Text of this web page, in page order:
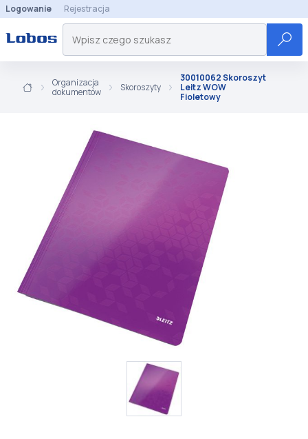
Logowanie Rejestracja
Organizacja
dokumentów
Skoroszyty
30010062 Skoroszyt
Leitz WOW
Fioletowy